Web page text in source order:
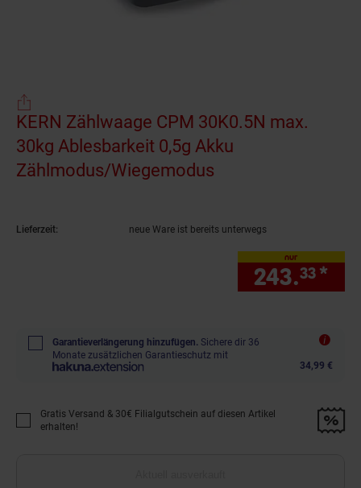
KERN Zählwaage CPM 30K0.5N max.
30kg Ablesbarkeit 0,5g Akku
Zählmodus/Wiegemodus
Lieferzeit: neue Ware ist bereits unterwegs
nur
243.33 *
Garantieverlängerung hinzufügen. Sichere dir 36
Monate zusätzlichen Garantieschutz mit
34,99 €
Promotion "Gratis Versand &amp; 30€ Filialgutschein auf diesen Artikel
Gratis Versand & 30€ Filialgutschein auf diesen Artikel
erhalten!